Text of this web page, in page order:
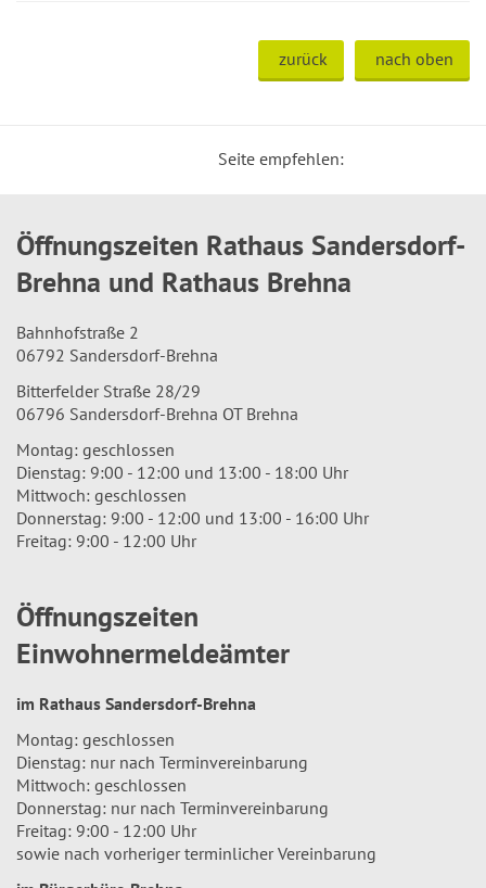
zurück nach oben
Seite empfehlen:
Öffnungszeiten Rathaus Sandersdorf-
Brehna und Rathaus Brehna
Bahnhofstraße 2
06792 Sandersdorf-Brehna
Bitterfelder Straße 28/29
06796 Sandersdorf-Brehna OT Brehna
Montag: geschlossen
Dienstag: 9:00 - 12:00 und 13:00 - 18:00 Uhr
Mittwoch: geschlossen
Donnerstag: 9:00 - 12:00 und 13:00 - 16:00 Uhr
Freitag: 9:00 - 12:00 Uhr
Öffnungszeiten
Einwohnermeldeämter
im Rathaus Sandersdorf-Brehna
Montag: geschlossen
Dienstag: nur nach Terminvereinbarung
Mittwoch: geschlossen
Donnerstag: nur nach Terminvereinbarung
Freitag: 9:00 - 12:00 Uhr
sowie nach vorheriger terminlicher Vereinbarung